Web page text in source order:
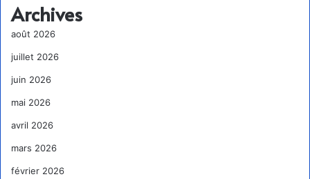
Archives
août 2026
juillet 2026
juin 2026
mai 2026
avril 2026
mars 2026
février 2026